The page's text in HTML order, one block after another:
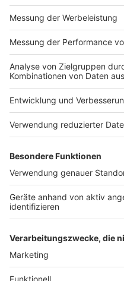
Impressum
Nutzungsbedingungen
Jobs
Presse
Werben
Archiv
ANTENNE BAYERN GROUP
Stiftung ANTENNE BAYERN
hilft
Teilnahmebedingungen
Grounding Page ANTENNE